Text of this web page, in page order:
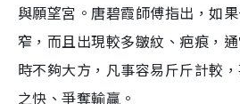
與願望宮。唐碧霞師傅指出，如
窄，而且出現較多皺紋、疤痕，
時不夠大方，凡事容易斤斤計較
之快、爭奪輸贏。